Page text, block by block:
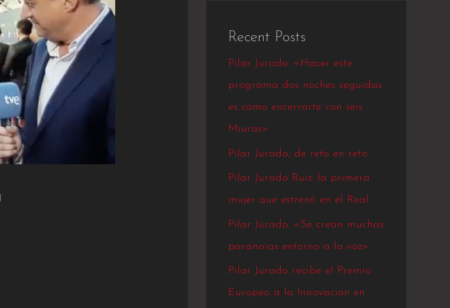
Recent Posts
Pilar Jurado: «Hacer este
programa dos noches seguidas
es como encerrarte con seis
Miuras»
Pilar Jurado, de reto en reto
Pilar Jurado Ruiz: la primera
mujer que estrenó en el Real
Pilar Jurado: «Se crean muchas
paranoias entorno a la voz»
Pilar Jurado recibe el Premio
Europeo a la Innovacion en